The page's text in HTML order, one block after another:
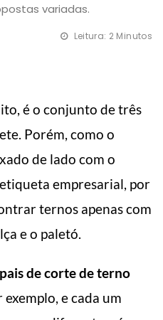
variadas.
Leitura: 2 Minutos
é o conjunto de três
Porém, como o
de lado com o
empresarial, por
ternos apenas com
e o paletó.
de corte de terno
e cada um